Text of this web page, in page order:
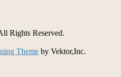
Rights Reserved.
Theme by Vektor,Inc.